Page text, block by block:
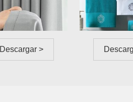
Descargar >